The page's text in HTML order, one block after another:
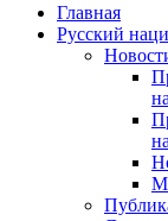
Главная
Русский